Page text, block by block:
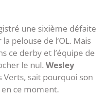
une sixième défaite
la pelouse de l’OL. Mais
ce derby et l’équipe de
le nul. Wesley
Verts, sait pourquoi son
ce moment.